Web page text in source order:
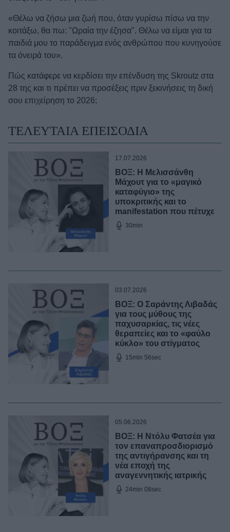
«Θέλω να ζήσω μια ζωή που, όταν γυρίσω πίσω να την
κοιτάξω, θα πω: "Ωραία την έζησα". Θέλω να είμαι για τα
παιδιά μου το παράδειγμα ενός ανθρώπου που κυνηγούσε
τα όνειρά του».
Πώς κατάφερε να κερδίσει την επένδυση της Skroutz στα
28 της και τι πρέπει να προσέξεις πριν ξεκινήσεις τη δική
σου επιχείρηση το 2026;
ΤΕΛΕΥΤΑΙΑ ΕΠΕΙΣΟΔΙΑ
17.07.2026
ΒΟΞ: Η Μελισσάνθη
Μάχουτ για το «μαγικό
καταφύγιο» της
υποκριτικής και το
manifestation που πέτυχε
30min
03.07.2026
ΒΟΞ: Ο Σαράντης Λιβαδάς
για τους μύθους της
παχυσαρκίας, τις νέες
θεραπείες και το «φαύλο
κύκλο» του στίγματος
15min 56sec
05.06.2026
ΒΟΞ: Η Ντόλυ Φατσέα για
τον επαναπροσδιορισμό
της αντιγήρανσης και τη
νέα εποχή της
αναγεννητικής ιατρικής
24min 08sec